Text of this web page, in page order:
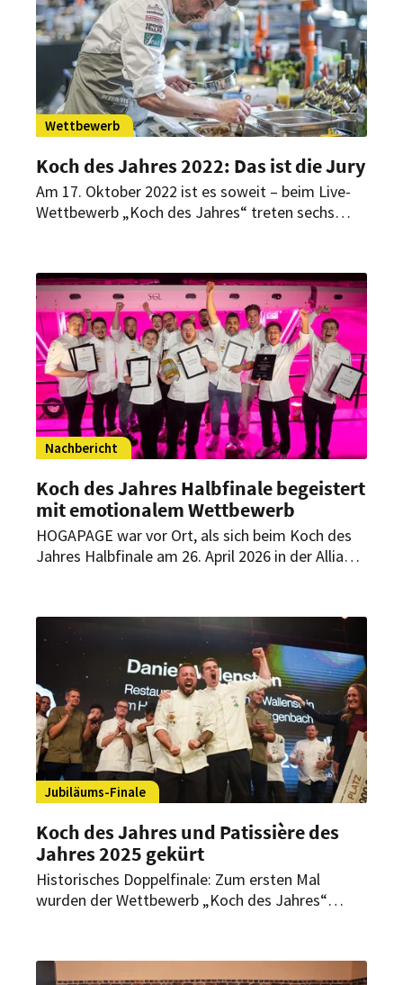
Wettbewerb
Koch des Jahres 2022: Das ist die Jury
Am 17. Oktober 2022 ist es soweit – beim Live-
Wettbewerb „Koch des Jahres“ treten sechs
einem Drei-Gänge-Menü müssen sie dabei einige
der gefragtesten Spitzenköche und
Gastrokritiker der Welt überzeugen.
Nachbericht
Koch des Jahres Halbfinale begeistert
mit emotionalem Wettbewerb
HOGAPAGE war vor Ort, als sich beim Koch des
Jahres Halbfinale am 26. April 2026 in der Allianz
Einzug ins Finale – mit Gerichten, die ihre
persönliche Geschichte erzählen. Am Ende stehen
sechs Finalisten fest.
Jubiläums-Finale
Koch des Jahres und Patissière des
Jahres 2025 gekürt
Historisches Doppelfinale: Zum ersten Mal
wurden der Wettbewerb „Koch des Jahres“
am 17. November 2025 in Essen gekürt.